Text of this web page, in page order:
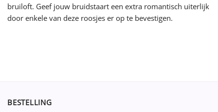
bruiloft. Geef jouw bruidstaart een extra romantisch uiterlijk
door enkele van deze roosjes er op te bevestigen.
BESTELLING